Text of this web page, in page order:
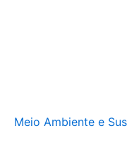
Meio Ambiente e